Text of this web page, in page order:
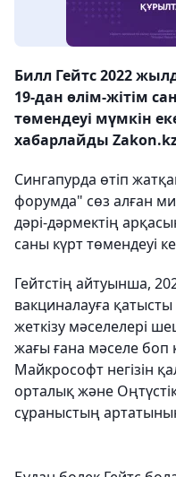
Билл Гейтс 2022
19-дан өлім-жітім
төмендеуі мүмкін
хабарлайды
Сингапурда өтіп
форумда" сөз алған
дәрі-дәрмектің
саны күрт төмендеуі
Гейтстің айтуынша,
вакциналауға
жеткізу мәселелері
жағы ғана мәселе
Майкрософт негізін
орталық және
сұраныстың